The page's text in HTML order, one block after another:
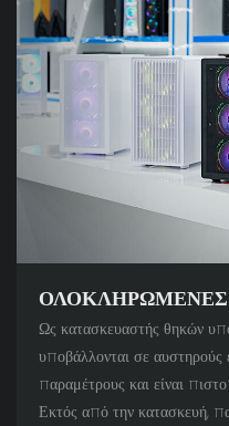
ΟΛΟΚΛΗΡΩΜΈΝΕΣ
Ως κατασκευαστής θηκών
υποβάλλονται σε
παραμέτρους και είναι
Εκτός από την κατασκευή,